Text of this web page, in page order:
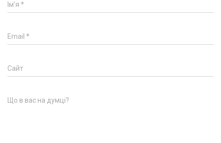
Ім'я *
Email *
Сайт
Що в вас на думці?